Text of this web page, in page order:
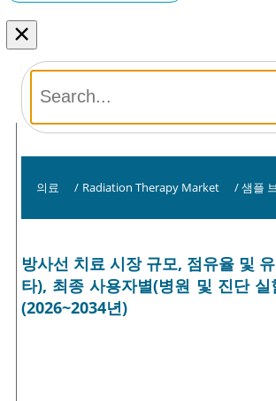
×
의료 / Radiation Therapy Market / 샘플
방사선 치료 시장 규모, 점유율 및
타), 최종 사용자별(병원 및 진단
(2026~2034년)